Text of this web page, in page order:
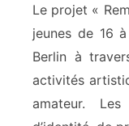
Le projet «
jeunes de 16
Berlin à
activités
amateur.